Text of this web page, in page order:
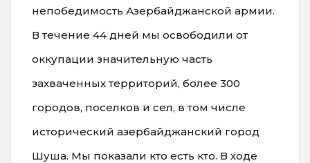
непобедимость Азербайджанской армии.
В течение 44 дней мы освободили от
оккупации значительную часть
захваченных территорий, более 300
городов, поселков и сел, в том числе
исторический азербайджанский город
Шуша. Мы показали кто есть кто. В ходе